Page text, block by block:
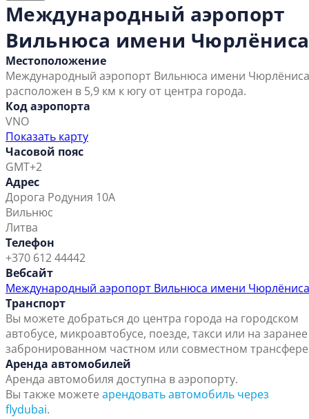
Международный аэропорт
Вильнюса имени Чюрлёниса
Местоположение
Международный аэропорт Вильнюса имени Чюрлёниса
расположен в 5,9 км к югу от центра города.
Код аэропорта
VNO
Показать карту
Часовой пояс
GMT+2
Адрес
Дорога Родуния 10А
Вильнюс
Литва
Телефон
+370 612 44442
Вебсайт
Международный аэропорт Вильнюса имени Чюрлёниса
Транспорт
Вы можете добраться до центра города на городском
автобусе, микроавтобусе, поезде, такси или на заранее
забронированном частном или совместном
Аренда автомобилей
Аренда автомобиля доступна в аэропорту.
Вы также можете арендовать автомобиль через
flydubai.